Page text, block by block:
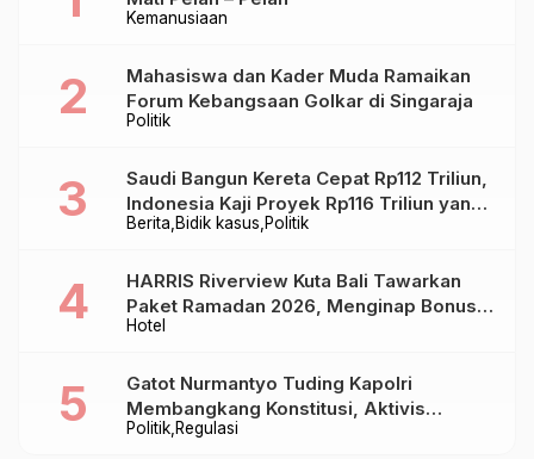
Kemanusiaan
Politik
Mahasiswa dan Kader Muda Ramaikan
Forum Kebangsaan Golkar di Singaraja
Berita Bidik kasus Politik
Saudi Bangun Kereta Cepat Rp112 Triliun,
Indonesia Kaji Proyek Rp116 Triliun yang
Baru Sampai Bandung
Hotel
HARRIS Riverview Kuta Bali Tawarkan
Paket Ramadan 2026, Menginap Bonus
Takjil hingga Bukber Mulai Rp88.888
Politik Regulasi
Gatot Nurmantyo Tuding Kapolri
Membangkang Konstitusi, Aktivis
Tegaskan Polri Tak Punya Sejarah